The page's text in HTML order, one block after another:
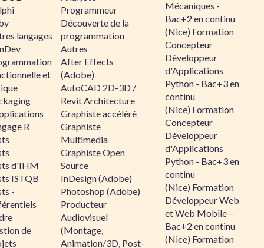
langages
et
R
d'IHM
ISTQB
-
de
Programmeur
Découverte de la
programmation
Autres
After Effects
(Adobe)
AutoCAD 2D-3D /
Revit Architecture
Graphiste accéléré
Graphiste
Multimedia
Graphiste Open
Source
InDesign (Adobe)
Photoshop (Adobe)
Producteur
Audiovisuel
(Montage,
Animation/3D, Post-
Mécaniques -
Bac+2 en continu
(Nice) Formation
Concepteur
Développeur
d'Applications
Python - Bac+3 en
continu
(Nice) Formation
Concepteur
Développeur
d'Applications
Python - Bac+3 en
continu
(Nice) Formation
Développeur Web
et Web Mobile –
Bac+2 en continu
(Nice) Formation